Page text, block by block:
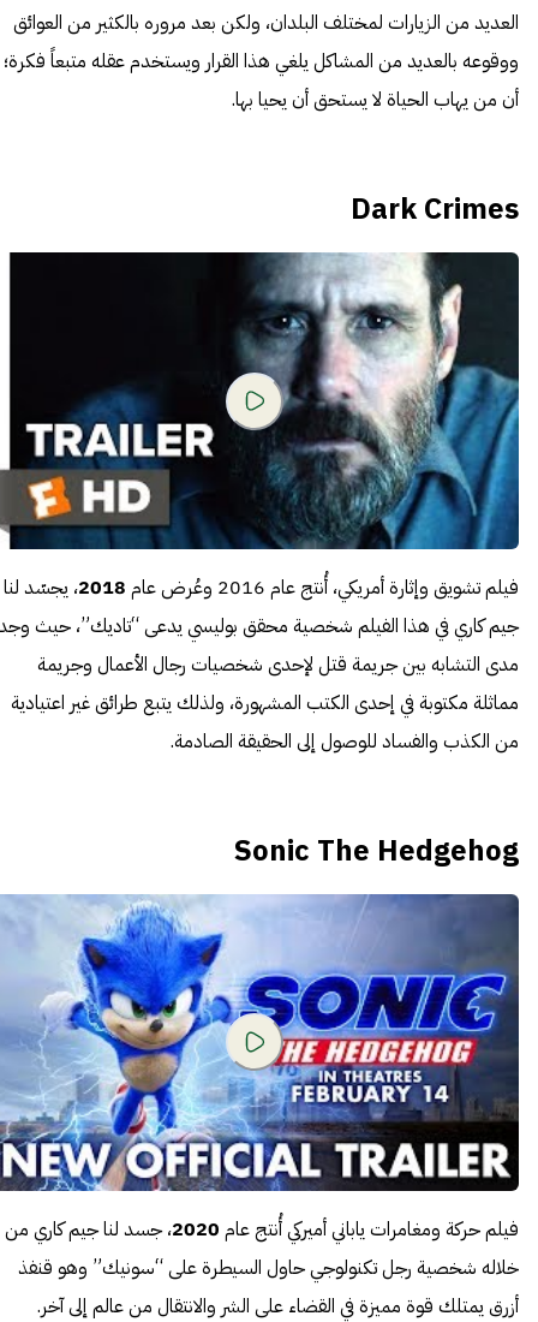
العديد من الزيارات لمختلف البلدان، ولكن بعد مروره بالكثير من العوائق
ووقوعه بالعديد من المشاكل يلغي هذا القرار ويستخدم عقله متبعاً فكرة؛
أن من يهاب الحياة لا يستحق أن يحيا بها.
Dark Crimes
فيلم تشويق وإثارة أمريكي، أُنتج عام 2016 وعُرض عام 2018، يجسّد لنا
جيم كاري في هذا الفيلم شخصية محقق بوليسي يدعى “تاديك”، حيث
مدى التشابه بين جريمة قتل لإحدى شخصيات رجال الأعمال وجريمة
مماثلة مكتوبة في إحدى الكتب المشهورة، ولذلك يتبع طرائق غير اعتيادية
من الكذب والفساد للوصول إلى الحقيقة الصادمة.
Sonic The Hedgehog
فيلم حركة ومغامرات ياباني أميركي أُنتج عام 2020، جسد لنا جيم كاري من
خلاله شخصية رجل تكنولوجي حاول السيطرة على “سونيك” وهو قنفذ
أزرق يمتلك قوة مميزة في القضاء على الشر والانتقال من عالم إلى آخر.